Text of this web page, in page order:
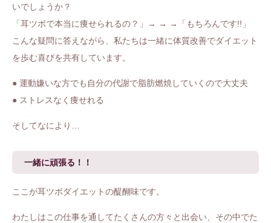
いでしょうか？
「耳ツボで本当に痩せられるの？」→ → →「もちろんです!!」
こんな疑問に答えながら、私たちは一緒に体質改善でダイエット
を歩む喜びを共有しています。
● 運動嫌いな方でも自分の代謝で脂肪燃焼していくので大丈夫
● ストレスなく痩せれる
そしてなにより…
一緒に頑張る！！
ここが耳ツボダイエットの醍醐味です。
わたしはこの仕事を通してたくさんの方々と出会い、その中でた